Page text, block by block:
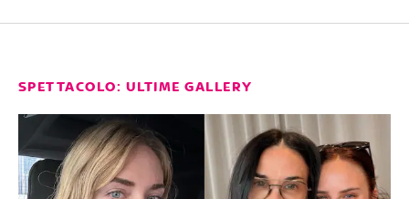
SPETTACOLO: ULTIME GALLERY